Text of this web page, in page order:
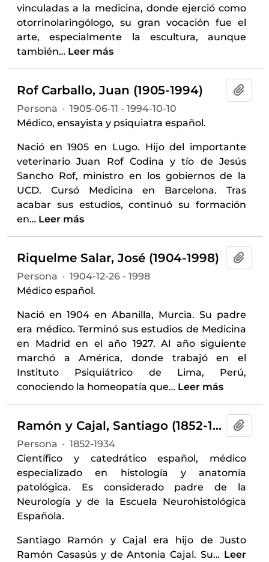
vinculadas a la medicina, donde ejerció como
otorrinolaringólogo, su gran vocación fue el
arte, especialmente la escultura, aunque
también… Leer más
Rof Carballo, Juan (1905-1994)
Persona · 1905-06-11 - 1994-10-10
Médico, ensayista y psiquiatra español.
Nació en 1905 en Lugo. Hijo del importante
veterinario Juan Rof Codina y tío de Jesús
Sancho Rof, ministro en los gobiernos de la
UCD. Cursó Medicina en Barcelona. Tras
acabar sus estudios, continuó su formación
en… Leer más
Riquelme Salar, José (1904-1998)
Persona · 1904-12-26 - 1998
Médico español.
Nació en 1904 en Abanilla, Murcia. Su padre
era médico. Terminó sus estudios de Medicina
en Madrid en el año 1927. Al año siguiente
marchó a América, donde trabajó en el
Instituto Psiquiátrico de Lima, Perú,
conociendo la homeopatía que… Leer más
Ramón y Cajal, Santiago (1852-1934)
Persona · 1852-1934
Científico y catedrático español, médico
especializado en histología y anatomía
patológica. Es considerado padre de la
Neurología y de la Escuela Neurohistológica
Española.
Santiago Ramón y Cajal era hijo de Justo
Ramón Casasús y de Antonia Cajal. Su… Leer